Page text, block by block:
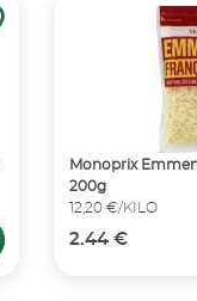
Monoprix
200g
12,20 €/KILO
2.44 €